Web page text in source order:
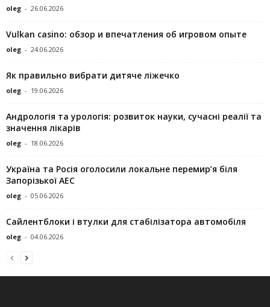
oleg - 26.06.2026
Vulkan casino: обзор и впечатления об игровом опыте
oleg - 24.06.2026
Як правильно вибрати дитяче ліжечко
oleg - 19.06.2026
Андрологія та урологія: розвиток науки, сучасні реалії та
значення лікарів
oleg - 18.06.2026
Україна та Росія оголосили локальне перемир’я біля
Запорізької АЕС
oleg - 05.06.2026
Сайлентблоки і втулки для стабілізатора автомобіля
oleg - 04.06.2026